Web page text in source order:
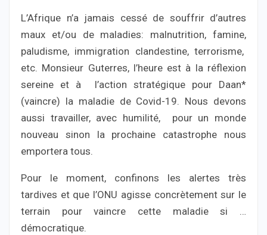
L’Afrique n’a jamais cessé de souffrir d’autres
maux et/ou de maladies: malnutrition, famine,
paludisme, immigration clandestine, terrorisme,
etc. Monsieur Guterres, l’heure est à la réflexion
sereine et à l’action stratégique pour Daan*
(vaincre) la maladie de Covid-19. Nous devons
aussi travailler, avec humilité, pour un monde
nouveau sinon la prochaine catastrophe nous
emportera tous.
Pour le moment, confinons les alertes très
tardives et que l’ONU agisse concrètement sur le
terrain pour vaincre cette maladie si …
démocratique.